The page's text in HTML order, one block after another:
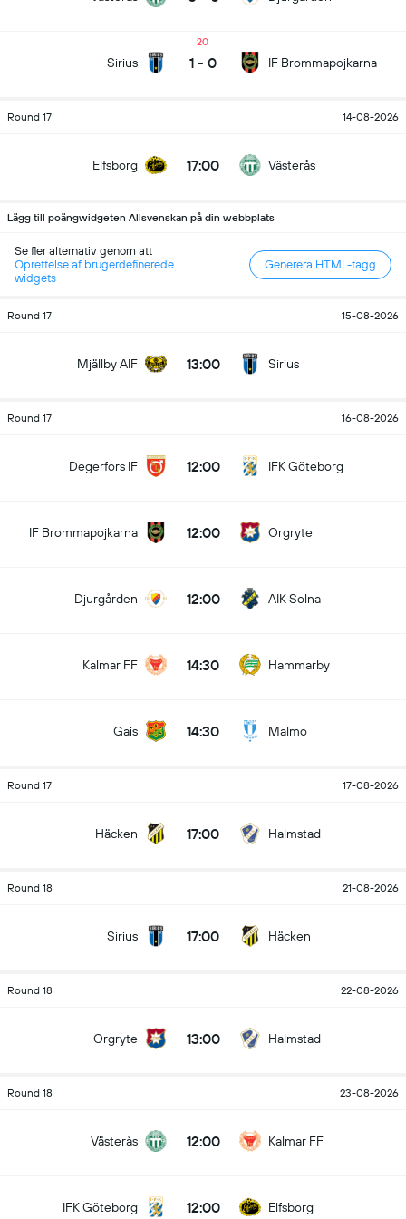
Sirius
20
1 - 0 IF Brommapojkarna
Round 17 14-08-2026
Elfsborg 17:00 Västerås
Lägg till poängwidgeten Allsvenskan på din webbplats
Se fler alternativ genom att
Oprettelse af brugerdefinerede
widgets
Generera HTML-tagg
Round 17 15-08-2026
Mjällby AIF 13:00 Sirius
Round 17 16-08-2026
Degerfors IF 12:00 IFK Göteborg
IF Brommapojkarna 12:00 Orgryte
Djurgården 12:00 AIK Solna
Kalmar FF 14:30 Hammarby
Gais 14:30 Malmo
Round 17 17-08-2026
Häcken 17:00 Halmstad
Round 18 21-08-2026
Sirius 17:00 Häcken
Round 18 22-08-2026
Orgryte 13:00 Halmstad
Round 18 23-08-2026
Västerås 12:00 Kalmar FF
IFK Göteborg 12:00 Elfsborg